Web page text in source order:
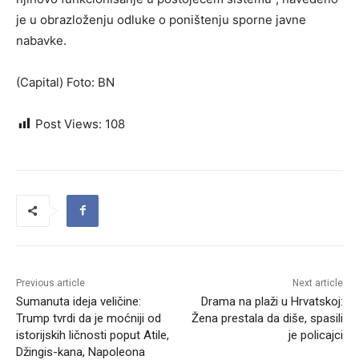
je u obrazloženju odluke o poništenju sporne javne
nabavke.
(Capital) Foto: BN
Post Views: 108
Previous article
Sumanuta ideja veličine:
Trump tvrdi da je moćniji od
istorijskih ličnosti poput Atile,
Džingis-kana, Napoleona
Next article
Drama na plaži u Hrvatskoj:
Žena prestala da diše, spasili
je policajci